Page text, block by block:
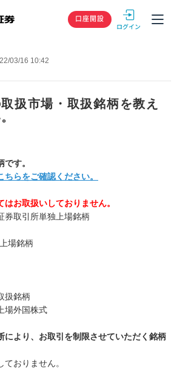
GMOクリック
口座開設
03/16 10:42
扱市場・取扱銘柄を教え
す。
らをご確認ください。
はお取扱いしておりません。
券取引所単独上場銘柄
場銘柄
扱銘柄
場外国株式
により、お取引を制限させていただく銘柄
おりません。